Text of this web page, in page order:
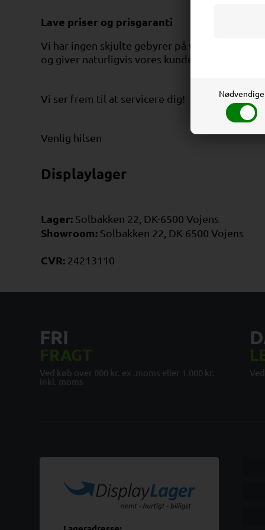
Nødvendige
Lave priser og prisgaranti
Vi har ingen skjulte gebyrer på varer eller
og giver naturligvis vores kunder
Vi ser frem til at servicere dig!
Venlig hilsen
Displaylager
Lager: Solbakken 22 , DK-6500 Vojens
Showroom: Solbakken 22, DK-6500 Vojens
CVR: 24213110
FRI
FRAGT
Ved køb over 800 kr. ex .moms eller 1.000 kr.
inkl. moms